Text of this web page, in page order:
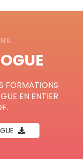
FORMATIONS
EN ENTIER